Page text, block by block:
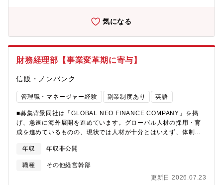
DX推進将来的に経理組織の運営、メンバーの指導・育成、業務改
ています。【部署構成】直営経理：10名子会社を含めて経理全体
ります。【株式会社AB&CompanyとB-first株式会社について】
ついては、原則として、持株会社である株式会社AB&Company
と、その子会社であるB-first株式会社の2社で担っております。2
社に所属する従業員は同じ執務室内で勤務しており、組織や役割
等も、2社の従業員を跨いで構成されておりますので、組織および
ポジション等によっては、B-first株式会社の所属となる可能性が
ありますが、2社間において体制等の相違はございません。
気になる
財務経理部【事業変革期に寄与】
信販・ノンバンク
管理職・マネージャー経験 副業制度あり 英語
■募集背景同社は「GLOBAL NEO FINANCE COMPANY」を掲
げ、急速に海外展開を進めています。グローバル人材の採用・育
成を進めているものの、現状では人材が十分とはいえず、体制強
持ち、即戦力としてご活躍いただける方を募集します。■具体的な
業務内容・海外連結子会社の経理担当者と連携した連結財務諸表
の作成 ※連結会計システム：STRAVIS・連結決算における各種
課題の把握および解決策の立案・実行・監査法人による海外子会
年収 年収非公開
職種
その他経営幹部
更新日 2026.07.23